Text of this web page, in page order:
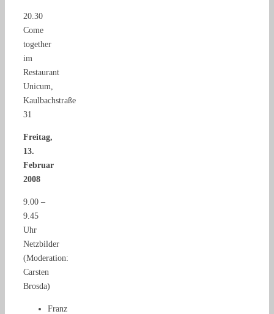
20.30
Come
together
im
Restaurant
Unicum,
Kaulbachstraße
31
Freitag,
13.
Februar
2008
9.00 –
9.45
Uhr
Netzbilder
(Moderation:
Carsten
Brosda)
Franz